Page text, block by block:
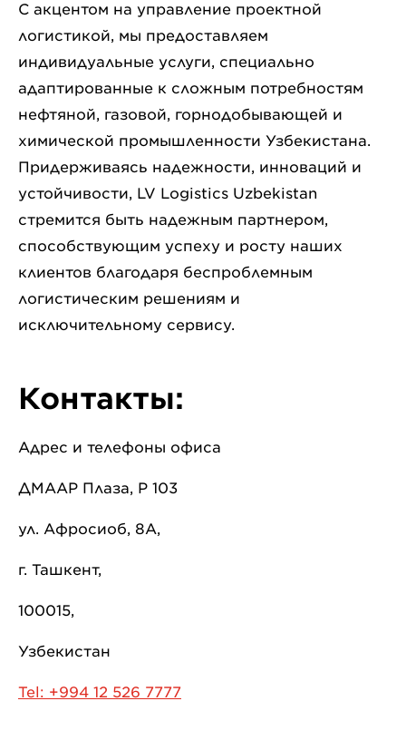
С акцентом на управление проектной
логистикой, мы предоставляем
индивидуальные услуги, специально
адаптированные к сложным потребностям
нефтяной, газовой, горнодобывающей и
химической промышленности Узбекистана.
Придерживаясь надежности, инноваций и
устойчивости, LV Logistics Uzbekistan
стремится быть надежным партнером,
способствующим успеху и росту наших
клиентов благодаря беспроблемным
логистическим решениям и
исключительному сервису.
Контакты:
Адрес и телефоны офиса
ДМААР Плаза, Р 103
ул. Афросиоб, 8А,
г. Ташкент,
100015,
Узбекистан
Tel: +994 12 526 7777